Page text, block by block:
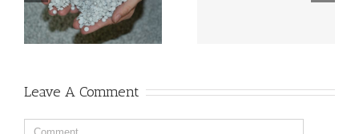
di quattro ftalati dalla
Commissione Europea
Leave A Comment
Comment